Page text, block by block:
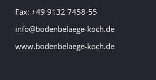
Fax: +49 9132 7458-55
info@bodenbelaege-koch.de
www.bodenbelaege-koch.de